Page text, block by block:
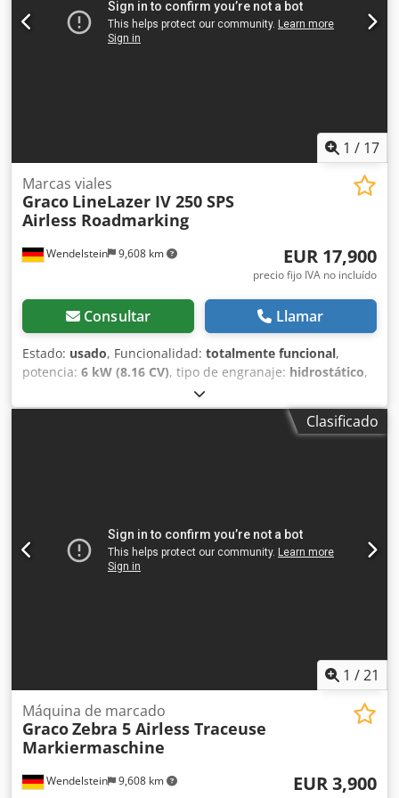
1 / 17
Wendelstein 9,608 km
Marcas viales
Graco LineLazer IV 250 SPS
Airless Roadmarking
EUR 17,900
precio fijo IVA no incluído
Consultar Llamar
Estado: usado, Funcionalidad: totalmente funcional,
potencia: 6 kW (8.16 CV), tipo de engranaje: hidrostático,
gasolina, color:
señalización vial: + Graco + LineLazer IV 250SPS + Depósito
de pintura / depósito de perlas + Pulverización paralela: 2
ventas previas reservadas! Codjw Svqzjpfx Apdsrf
Clasificado
1 /21
Wendelstein 9,608 km
Máquina de marcado
GracoZebra 5 Airless Traceuse
Markiermaschine
EUR 3,900